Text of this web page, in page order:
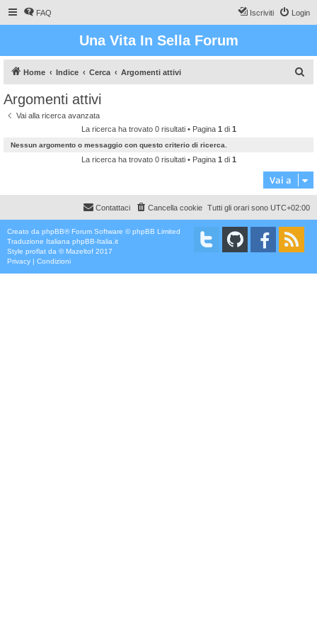
FAQ Login
Iscriviti
Una Vita In Sella Forum
Home Indice Cerca Argomenti attivi
Argomenti attivi
Vai alla ricerca avanzata
La ricerca ha trovato 0 risultati • Pagina 1 di 1
Nessun argomento o messaggio con questo criterio di ricerca.
La ricerca ha trovato 0 risultati • Pagina 1 di 1
Vai a
Tutti gli orari sono UTC+02:00
Cancella cookie
Contattaci
Creato da phpBB® Forum Software © phpBB Limited
Traduzione Italiana phpBB-Italia.it
Style proflat da ©Mazeltof 2017
Privacy | Condizioni